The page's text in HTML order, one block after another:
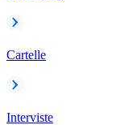
Cartelle
Interviste